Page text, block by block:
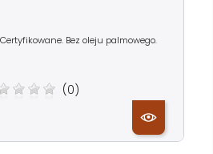
Bez oleju palmowego.
(0)